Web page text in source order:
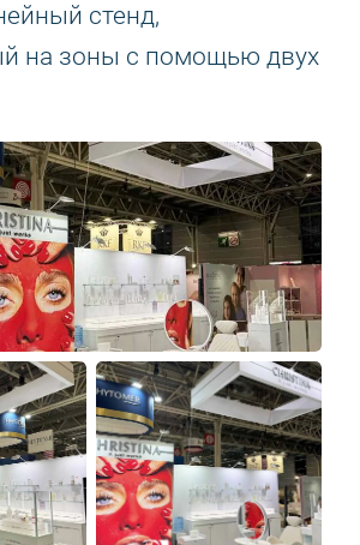
стенд,
на зоны с помощью двух